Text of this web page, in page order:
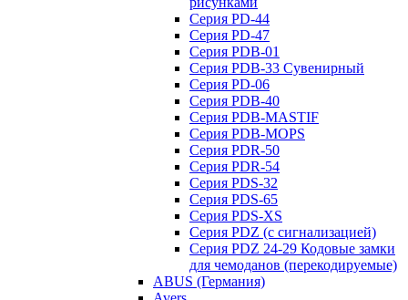
Серия PD-44
Серия PD-47
Серия PDB-01
Серия PDB-33 Сувенирный
Серия PD-06
Серия PDB-40
Серия PDB-MASTIF
Серия PDB-MOPS
Серия PDR-50
Серия PDR-54
Серия PDS-32
Серия PDS-65
Серия PDS-XS
Серия PDZ (с сигнализацией)
Серия PDZ 24-29 Кодовые замки
для чемоданов (перекодируемые)
ABUS (Германия)